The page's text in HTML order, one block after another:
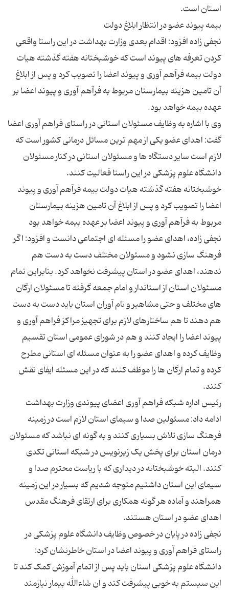
نجفی زاده افزود: اقدام بعدی وزارت بهداشت در این راستا واقعی
کردن تعرفه های پیوند است که خوشبختانه هفته گذشته هیات
دولت بیمه فرآهم آوری و پیوند اعضا را تصویب کرد و پس از ابلاغ
آن تامین هزینه بیمارستان مربوط به فرآهم آوری و پیوند اعضا بر
وی با اشاره به وظایف مسئولان استانی در راستای فراهم آوری اعضا
گفت: اهدای عضو یکی از مهم ترین مسائل درمانی کشور است که
لازم است سایر دستگاه ها و مسئولان استانی در کنار مسئولان
خوشبختانه هفته گذشته هیات دولت بیمه فرآهم آوری و پیوند
اعضا را تصویب کرد و پس از ابلاغ آن تامین هزینه بیمارستان
نجفی زاده، اهدای عضو را مسئله ای اجتماعی دانست و افزود: اگر
فرهنگ سازی نشود و مسئولان مختلف دست به دست هم
ندهند، اهدای عضو در استان پیشرفت نخواهد کرد. بنابراین تمام
مسئولان استان از استاندار و امام جمعه گرفته تا مسئولان ارگان
های مختلف و حتی مشاهیر و نام آوران استان باید دست به دست
هم دهند تا هم ساختارهای لازم برای تجهیز مراکز فراهم آوری و
پیوند اعضا را ایجاد کنند و هم در شورای عمومی استان تقسیم
وظایف کرده و اهدای عضو را به عنوان مسئله ای استانی مطرح
کرده و تمام ارگان ها را موظف کنند که در این مسئله ایفای نقش
رئیس اداره شبکه فراهم آوری اعضای پیوندی وزارت بهداشت
ادامه داد: مسئولین صدا و سیمای استان لازم است در زمینه
فرهنگ سازی تلاش بسیاری کنند و به گونه ای نباشد که مسئولان
درمان استان برای پخش یک زیرنویس در شبکه استانی تکدی
کنند. البته خوشبختانه در دیداری که با ریاست محترم صدا و
سیمای این استان داشتیم متوجه شدیم که بسیار در این زمینه
همراهند و آماده هر گونه همکاری برای ارتقای فرهنگ مقدس
نجفی زاده در پایان در خصوص وظایف دانشگاه علوم پزشکی در
راستای فراهم آوری و پیوند اعضا در استان خاطرنشان کرد:
دانشگاه علوم پزشکی استان باید پس از اتمام آموزش کمک کند تا
این سیستم به خوبی پیشرفت کند و ان شاءالله بیمار نیازمند